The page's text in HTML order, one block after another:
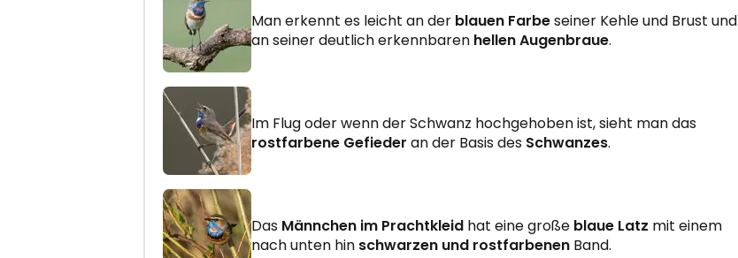
Man erkennt es leicht an der blauen Farbeseiner Kehle und Brust und
an seiner deutlich erkennbaren hellen Augenbraue.
Im Flug oder wenn der Schwanz hochgehoben ist, sieht man das
rostfarbene Gefieder an der Basis des Schwanzes.
Das Männchen im Prachtkleid hat eine große blaue Latz mit einem
nach unten hin schwarzen und rostfarbenen Band.